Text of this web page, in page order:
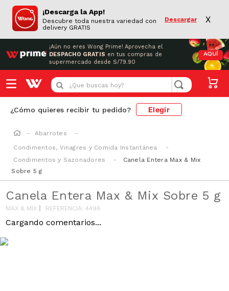
¡Descarga la App!
Descubre toda nuestra variedad con
delivery GRATIS
Descargar X
¡Aún no eres Wong Prime! Aprovecha el
DESPACHO GRATIS en tus compras de
supermercado desde S/79.90
AQUÍ
¿Que buscas hoy?
¿Cómo quieres recibir tu pedido? Elegir
Abarrotes
Condimentos, Vinagres y Comida Instantánea
Condimentos y Sazonadores
Canela Entera Max & Mix
Sobre 5 g
Canela Entera Max & Mix Sobre 5 g
MAX & MIX REFERENCIA:4496
Cargando comentarios...